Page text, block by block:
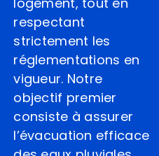
respectant
strictement les
réglementations en
vigueur. Notre
objectif premier
consiste à assurer
l’évacuation efficace